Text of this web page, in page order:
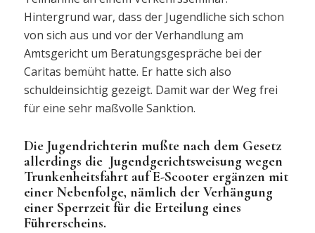
Hintergrund war, dass der Jugendliche sich schon
von sich aus und vor der Verhandlung am
Amtsgericht um Beratungsgespräche bei der
Caritas bemüht hatte. Er hatte sich also
schuldeinsichtig gezeigt. Damit war der Weg frei
für eine sehr maßvolle Sanktion.
Die Jugendrichterin mußte nach dem Gesetz
allerdings die Jugendgerichtsweisung wegen
Trunkenheitsfahrt auf E-Scooter ergänzen mit
einer Nebenfolge, nämlich der Verhängung
einer Sperrzeit für die Erteilung eines
Führerscheins.